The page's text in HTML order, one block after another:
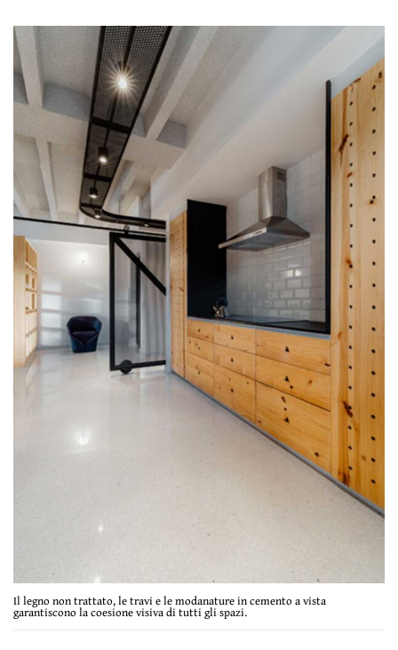
Il legno non trattato, le travi e le modanature in cemento a vista
garantiscono la coesione visiva di tutti gli spazi.